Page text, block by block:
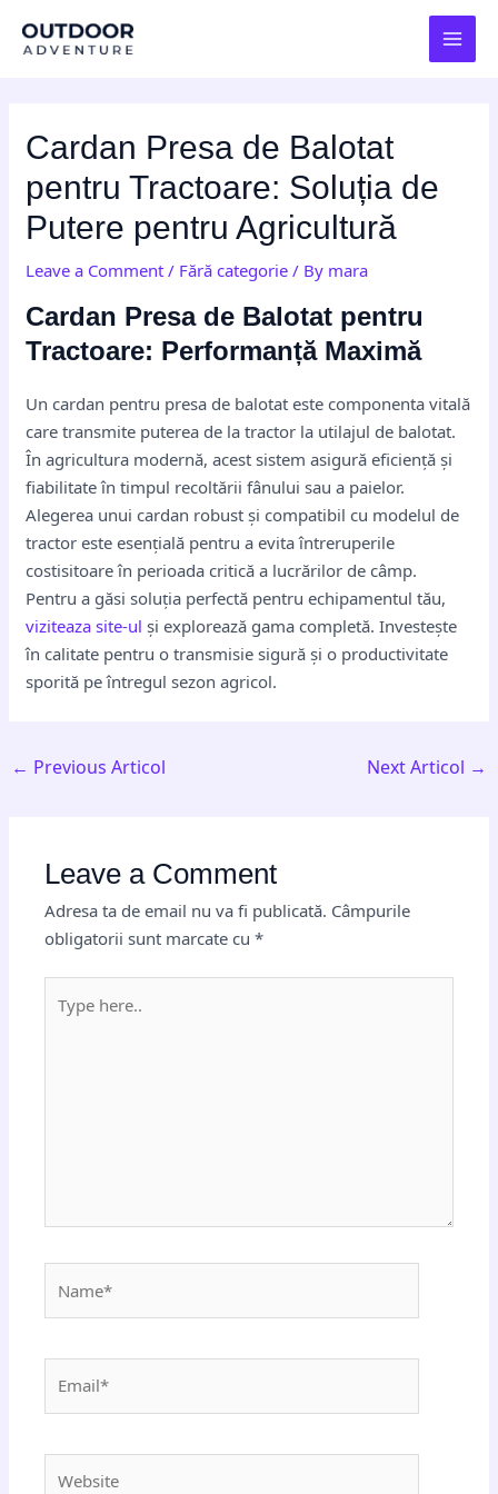
Cardan Presa de Balotat
pentru Tractoare: Soluția de
Putere pentru Agricultură
Leave a Comment / Fără categorie / By mara
Cardan Presa de Balotat pentru
Tractoare: Performanță Maximă
Un cardan pentru presa de balotat este componenta vitală
care transmite puterea de la tractor la utilajul de balotat.
În agricultura modernă, acest sistem asigură eficiență și
fiabilitate în timpul recoltării fânului sau a paielor.
Alegerea unui cardan robust și compatibil cu modelul de
tractor este esențială pentru a evita întreruperile
costisitoare în perioada critică a lucrărilor de câmp.
Pentru a găsi soluția perfectă pentru echipamentul tău,
viziteaza site-ul și explorează gama completă. Investește
în calitate pentru o transmisie sigură și o productivitate
sporită pe întregul sezon agricol.
navigation
← Previous Articol Next Articol →
Leave a Comment
Adresa ta de email nu va fi publicată. Câmpurile
obligatorii sunt marcate cu*
here..